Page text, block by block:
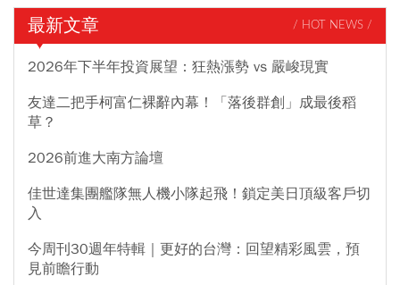
最新文章 / HOT NEWS /
2026年下半年投資展望：狂熱漲勢 vs 嚴峻現實
友達二把手柯富仁裸辭內幕！「落後群創」成最後稻
草？
2026前進大南方論壇
佳世達集團艦隊無人機小隊起飛！鎖定美日頂級客戶切
入
今周刊30週年特輯｜更好的台灣：回望精彩風雲，預
見前瞻行動